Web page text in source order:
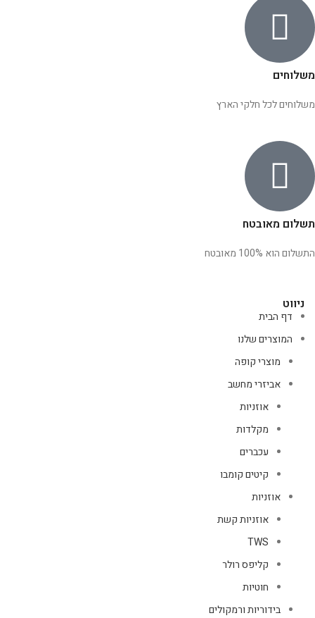
משלוחים
משלוחים לכל חלקי הארץ
תשלום מאובטח
התשלום הוא 100% מאובטח
ניווט
דף הבית
המוצרים שלנו
מוצרי קופה
אביזרי מחשב
אוזניות
מקלדות
עכברים
קיטים קומבו
אוזניות
אוזניות קשת
TWS
קליפס רולר
חוטיות
בידוריות ורמקולים